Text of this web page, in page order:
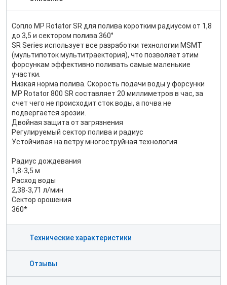
Сопло MP Rotator SR для полива коротким радиусом от 1,8
до 3,5 и сектором полива 360°
SR Series использует все разработки технологии MSMT
(мультипоток мультитраектория), что позволяет этим
форсункам эффективно поливать самые маленькие
участки.
Низкая норма полива. Скорость подачи воды у форсунки
MP Rotator 800 SR составляет 20 миллиметров в час, за
счет чего не происходит сток воды, а почва не
подвергается эрозии.
Двойная защита от загрязнения
Регулируемый сектор полива и радиус
Устойчивая на ветру многоструйная технология
Радиус дождевания
1,8-3,5 м
Расход воды
2,38-3,71 л/мин
Сектор орошения
360*
Технические характеристики
Отзывы